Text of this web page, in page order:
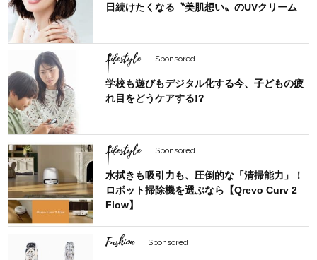
日続けたくなる〝美肌想い〟のUVクリーム
Lifestyle Sponsored
学校も遊びもデジタル化する今、子どもの疲
れ目をどうケアする!?
Lifestyle Sponsored
水拭きも吸引力も、圧倒的な「清掃能力」！
ロボット掃除機を選ぶなら【Qrevo Curv 2
Flow】
Fashion Sponsored